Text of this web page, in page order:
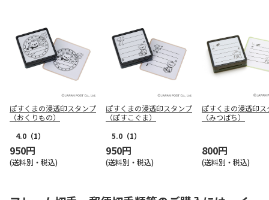
ぽすくまの浸透印スタンプ
（おくりもの）
4.0 （1）
950円
(送料別・税込)
ぽすくまの浸透印スタンプ
（ぽすこぐま）
5.0 （1）
950円
(送料別・税込)
ぽすくまの浸透印ス
（みつばち）
800円
(送料別・税込)